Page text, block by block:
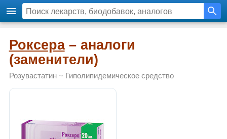
Роксера– аналоги
(заменители)
Розувастатин~ Гиполипидемическое средство